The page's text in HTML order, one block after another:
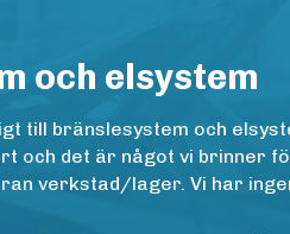
och elsystem
till bränslesystem och
och det är något vi brinner
verkstad/lager. Vi har